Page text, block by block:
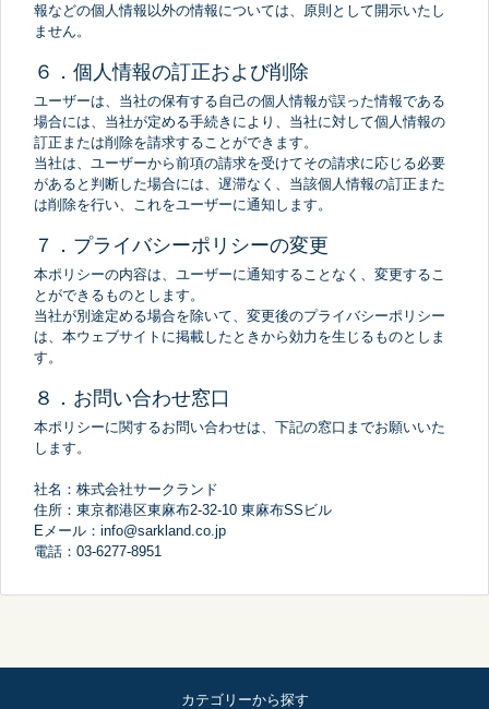
報などの個人情報以外の情報については、原則として開示いたし
ません。
６．個人情報の訂正および削除
ユーザーは、当社の保有する自己の個人情報が誤った情報である
場合には、当社が定める手続きにより、当社に対して個人情報の
訂正または削除を請求することができます。
当社は、ユーザーから前項の請求を受けてその請求に応じる必要
があると判断した場合には、遅滞なく、当該個人情報の訂正また
は削除を行い、これをユーザーに通知します。
７．プライバシーポリシーの変更
本ポリシーの内容は、ユーザーに通知することなく、変更するこ
とができるものとします。
当社が別途定める場合を除いて、変更後のプライバシーポリシー
は、本ウェブサイトに掲載したときから効力を生じるものとしま
す。
８．お問い合わせ窓口
本ポリシーに関するお問い合わせは、下記の窓口までお願いいた
します。
社名：株式会社サークランド
住所：東京都港区東麻布2-32-10 東麻布SSビル
Eメール： info@sarkland.co.jp
電話：03-6277-8951
カテゴリーから探す